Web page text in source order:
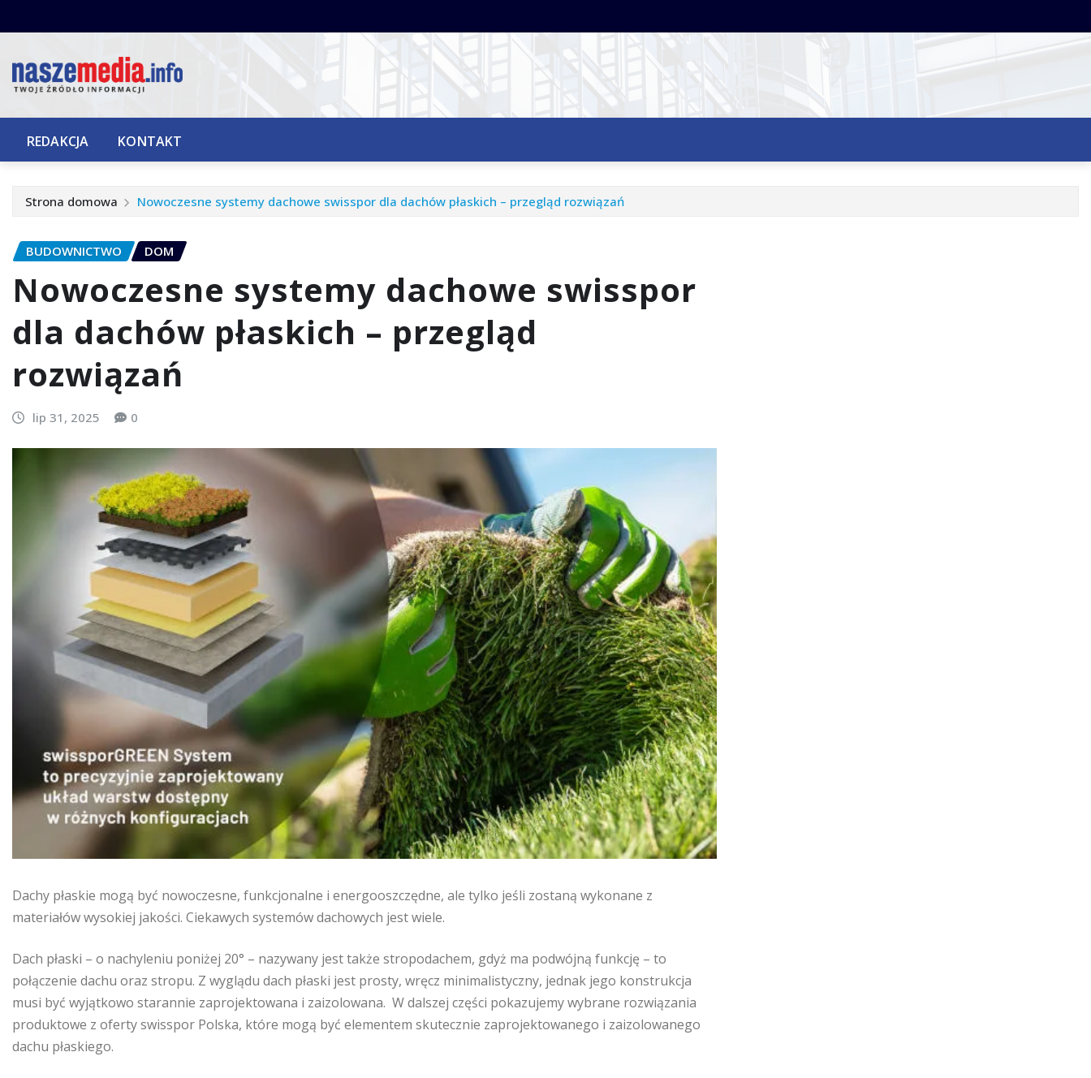
do
REDAKCJA KONTAKT
Strona domowa Nowoczesne systemy dachowe swisspor dla dachów płaskich – przegląd rozwiązań
BUDOWNICTWO DOM
Nowoczesne systemy dachowe swisspor
dla dachów płaskich – przegląd
rozwiązań
lip 31, 2025 0
Dachy płaskie mogą być nowoczesne, funkcjonalne i energooszczędne, ale tylko jeśli zostaną wykonane z
materiałów wysokiej jakości. Ciekawych systemów dachowych jest wiele.
Dach płaski – o nachyleniu poniżej 20° – nazywany jest także stropodachem, gdyż ma podwójną funkcję – to
połączenie dachu oraz stropu. Z wyglądu dach płaski jest prosty, wręcz minimalistyczny, jednak jego konstrukcja
musi być wyjątkowo starannie zaprojektowana i zaizolowana. W dalszej części pokazujemy wybrane rozwiązania
produktowe z oferty swisspor Polska, które mogą być elementem skutecznie zaprojektowanego i zaizolowanego
dachu płaskiego.